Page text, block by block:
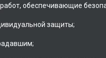
обеспечивающие
защиты;